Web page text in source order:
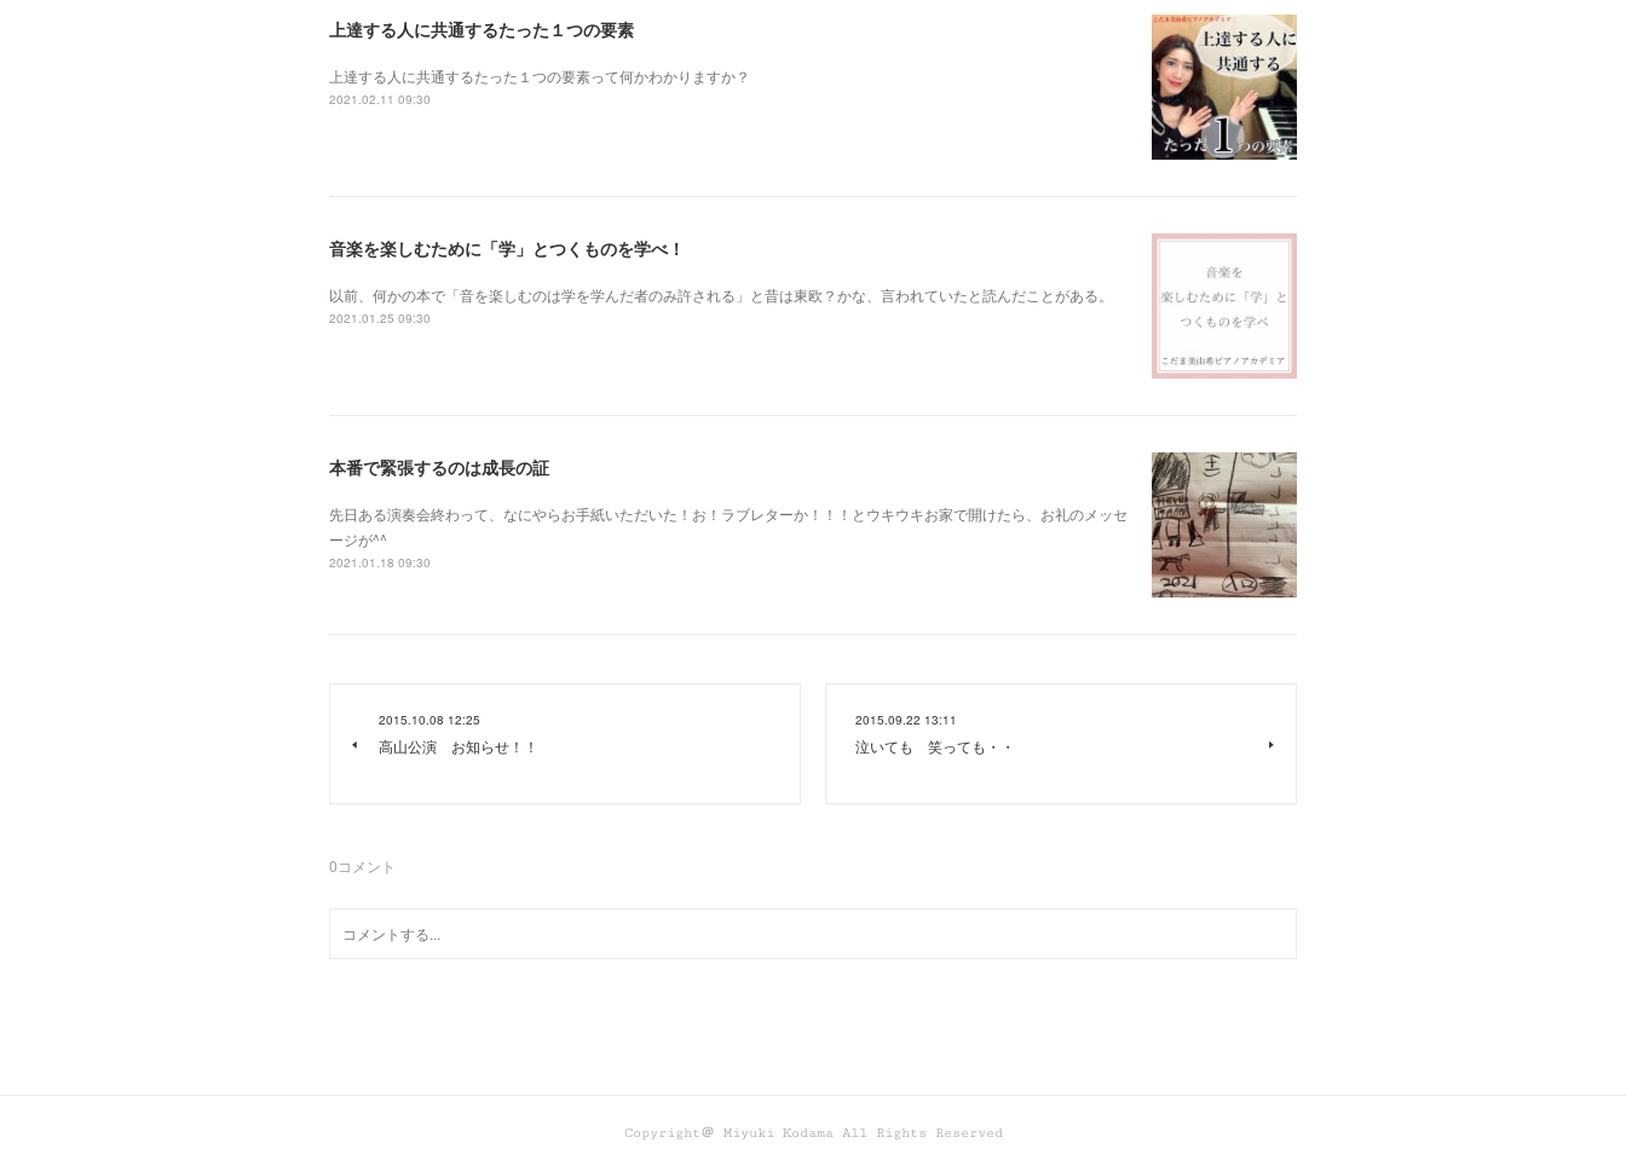
上達する人に共通するたった１つの要素
上達する人に共通するたった１つの要素って何かわかりますか？
2021.02.11 09:30
音楽を楽しむために「学」とつくものを学べ！
以前、何かの本で「音を楽しむのは学を学んだ者のみ許される」と昔は東欧？かな、言われていたと読んだことがある。
2021.01.25 09:30
本番で緊張するのは成長の証
先日ある演奏会終わって、なにやらお手紙いただいた！お！ラブレターか！！！とウキウキお家で開けたら、お礼のメッセ
ージが^^
2021.01.18 09:30
2015.10.08 12:25
高山公演 お知らせ！！
2015.09.22 13:11
泣いても 笑っても・・
0コメント
Copyright＠ Miyuki Kodama All Rights Reserved